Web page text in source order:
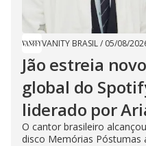
VANITY BRASIL/ 05/08/
Jão estreia
global do
liderado por
O cantor brasileiro
disco Memórias Póstumas